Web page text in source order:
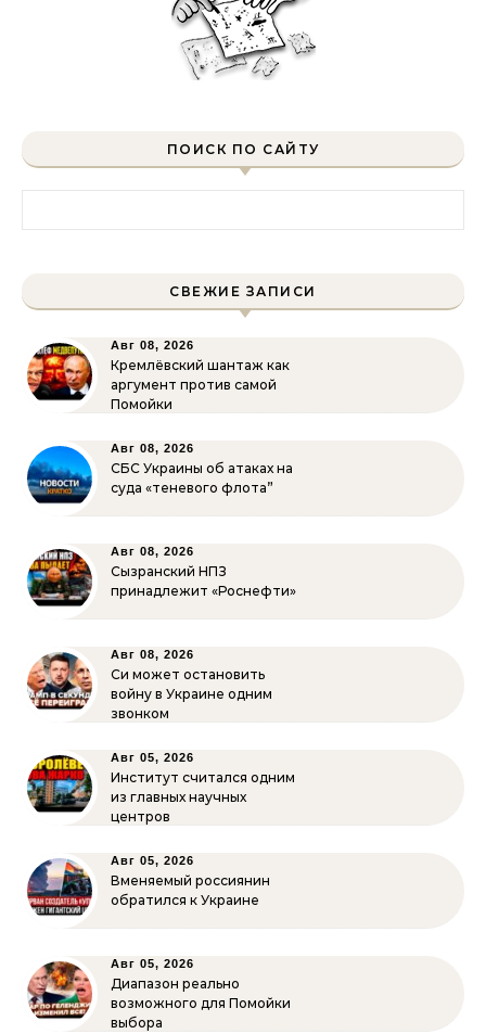
ПОИСК ПО САЙТУ
СВЕЖИЕ ЗАПИСИ
Авг 08, 2026
Кремлёвский шантаж как
аргумент против самой
Помойки
Авг 08, 2026
СБС Украины об атаках на
суда «теневого флота”
Авг 08, 2026
Сызранский НПЗ
принадлежит «Роснефти»
Авг 08, 2026
Си может остановить
войну в Украине одним
звонком
Авг 05, 2026
Институт считался одним
из главных научных
центров
Авг 05, 2026
Вменяемый россиянин
обратился к Украине
Авг 05, 2026
Диапазон реально
возможного для Помойки
выбора